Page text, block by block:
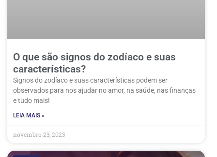
O que são signos do zodíaco e suas
características?
Signos do zodíaco e suas características podem ser
observados para nos ajudar no amor, na saúde, nas finanças
e tudo mais!
LEIA MAIS »
novembro 23, 2023